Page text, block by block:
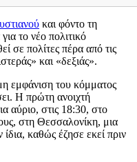
και φόντο τη
το νέο πολιτικό
σε πολίτες πέρα από τις
και «δεξιάς».
εμφάνιση του κόμματος
Η πρώτη ανοιχτή
αύριο, στις 18:30, στο
στη Θεσσαλονίκη, μια
καθώς έζησε εκεί πριν